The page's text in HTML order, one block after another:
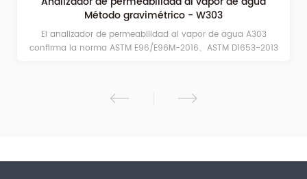
Método gravimétrico - W303
El analizador de permeabilidad al vapor de agua A303
confirma la norma ASTM E96/E96M-2016、ASTM D1653-2013